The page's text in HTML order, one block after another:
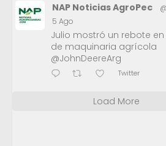
NAP Noticias AgroPec
5 Ago
Julio mostró un rebote
de maquinaria agrícola
@JohnDeereArg
Twitter
Load More